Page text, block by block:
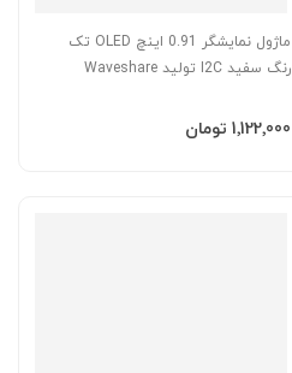
ماژول نمایشگر 0.91 اینچ OLED تک
رنگ سفید I2C تولید Waveshare
‎1٬122٬000 تومان
افزودن به سبد